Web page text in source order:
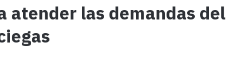
atender las demandas del